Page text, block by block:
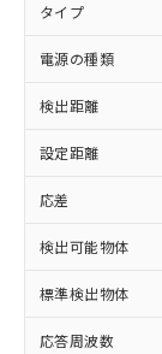
タイプ
電源の種類
検出距離
設定距離
応差
検出可能物体
標準検出物体
応答周波数